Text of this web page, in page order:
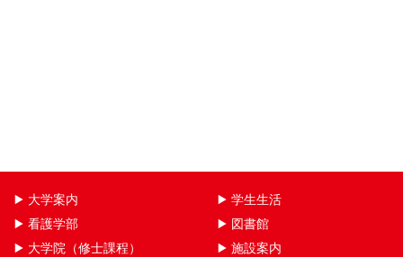
大学案内
看護学部
大学院（修士課程）
学生生活
図書館
施設案内